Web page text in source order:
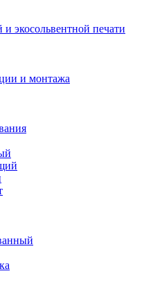
экосольвентной печати
и монтажа